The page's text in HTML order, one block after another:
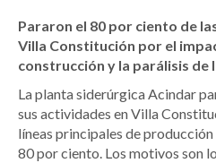
Pararon el 80 por ciento de
Villa Constitución por el
construcción y la parálisis de
La planta siderúrgica Acindar
sus actividades en Villa
líneas principales de
80 por ciento. Los motivos son